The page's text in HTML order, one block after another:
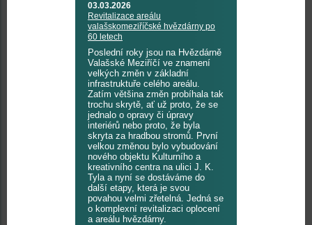
03.03.2026
Revitalizace areálu
valašskomeziříčské hvězdárny po
60 letech
Poslední roky jsou na Hvězdárně
Valašské Meziříčí ve znamení
velkých změn v základní
infrastruktuře celého areálu.
Zatím většina změn probíhala tak
trochu skrytě, ať už proto, že se
jednalo o opravy či úpravy
interiérů nebo proto, že byla
skryta za hradbou stromů. První
velkou změnou bylo vybudování
nového objektu Kulturního a
kreativního centra na ulici J. K.
Tyla a nyní se dostáváme do
další etapy, která je svou
povahou velmi zřetelná. Jedná se
o komplexní revitalizaci oplocení
a areálu hvězdárny.